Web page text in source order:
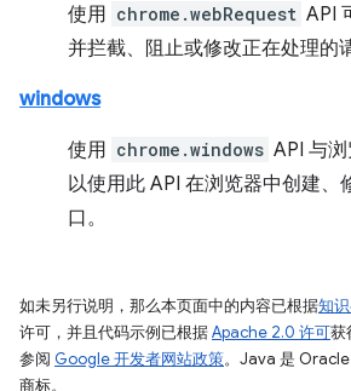
使用 chrome.webRequest API
并拦截、阻止或修改正在处理的
windows
使用 chrome.windows API 与
以使用此 API 在浏览器中创建、
口。
如未另行说明，那么本页面中的内容已根据知
许可，并且代码示例已根据Apache 2.0 许可获
参阅 Google 开发者网站政策。Java 是
商标。